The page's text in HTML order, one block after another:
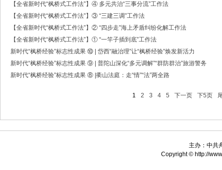
【全省新时代“枫桥式工作法”】④ 多元共治“三事分流”工作法
【全省新时代“枫桥式工作法”】③ “三建三调”工作法
【全省新时代“枫桥式工作法”】② “四步走”海上矛盾纠纷化解工作法
【全省新时代“枫桥式工作法”】① “一竿子插到底”工作法
新时代“枫桥经验”标志性成果 ⑩ | 岱西“融治理”让“枫桥经验”焕发新活力
新时代“枫桥经验”标志性成果 ⑨ | 普陀山深化“多元调解”“群防群治”旅游警务
新时代“枫桥经验”标志性成果 ⑧ |衢山法庭：走“情”“法”两全路
1 2 3 4 5 下一页 下5页
主办：中共
Copyright © http://